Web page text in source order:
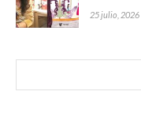
25 julio, 2026